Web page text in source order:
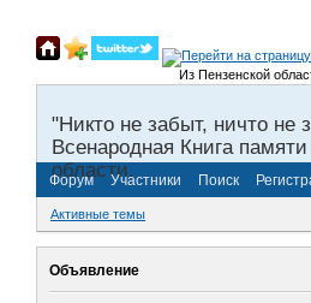
Из Пензенской
"Никто не забыт, ничто не
Всенародная Книга
области.
Форум Участники Поиск
Активные темы
Объявление